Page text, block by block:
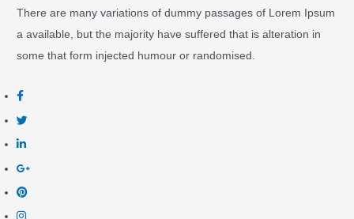
There are many variations of dummy passages of Lorem Ipsum
a available, but the majority have suffered that is alteration in
some that form injected humour or randomised.